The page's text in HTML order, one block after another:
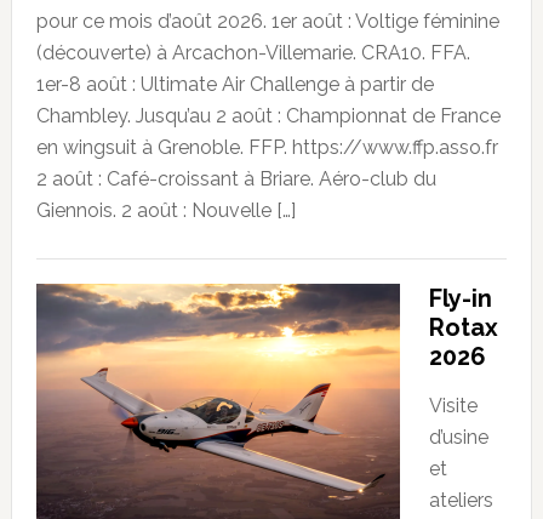
pour ce mois d’août 2026. 1er août : Voltige féminine
(découverte) à Arcachon-Villemarie. CRA10. FFA.
1er-8 août : Ultimate Air Challenge à partir de
Chambley. Jusqu’au 2 août : Championnat de France
en wingsuit à Grenoble. FFP. https://www.ffp.asso.fr
2 août : Café-croissant à Briare. Aéro-club du
Giennois. 2 août : Nouvelle […]
Fly-in
Rotax
2026
Visite
d’usine
et
ateliers